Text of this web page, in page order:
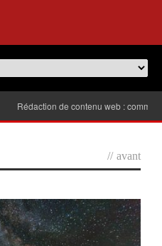
Rédaction de contenu web : comment
// avant